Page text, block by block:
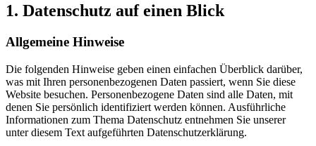
1. Datenschutz auf einen Blick
Allgemeine Hinweise
Die folgenden Hinweise geben einen einfachen Überblick darüber,
was mit Ihren personenbezogenen Daten passiert, wenn Sie diese
Website besuchen. Personenbezogene Daten sind alle Daten, mit
denen Sie persönlich identifiziert werden können. Ausführliche
Informationen zum Thema Datenschutz entnehmen Sie unserer
unter diesem Text aufgeführten Datenschutzerklärung.